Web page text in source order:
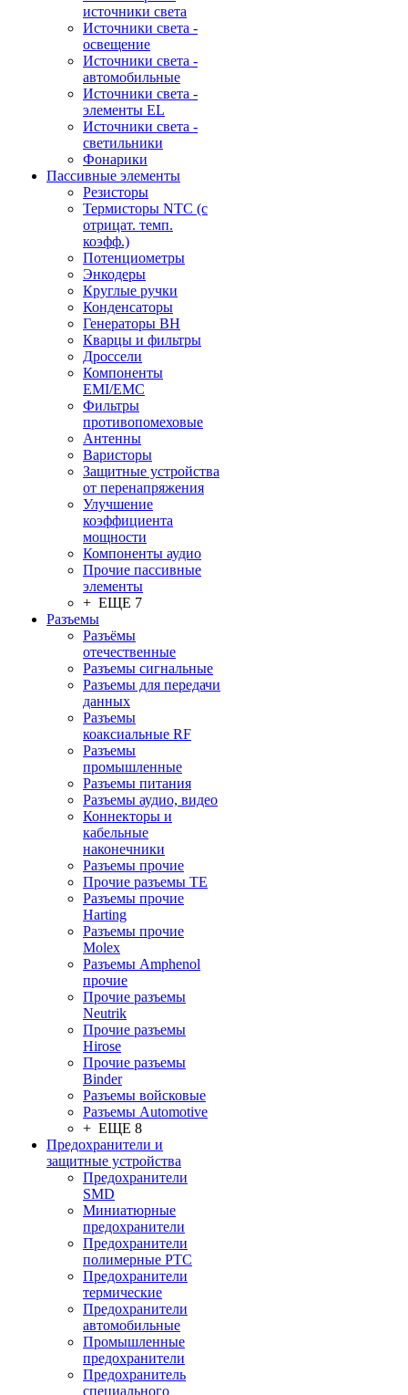
источники света
Источники света -
освещение
Источники света -
автомобильные
Источники света -
элементы EL
Источники света -
светильники
Фонарики
Пассивные элементы
Резисторы
Термисторы NTC (с
отрицат. темп.
коэфф.)
Потенциометры
Энкодеры
Круглые ручки
Конденсаторы
Генераторы ВН
Кварцы и фильтры
Дроссели
Компоненты
EMI/EMC
Фильтры
противопомеховые
Антенны
Варисторы
Защитные устройства
от перенапряжения
Улучшение
коэффициента
мощности
Компоненты аудио
Прочие пассивные
элементы
+ ЕЩЕ 7
Разъeмы
Разъёмы
отечественные
Разъeмы сигнальные
Разъeмы для передачи
данных
Разъeмы
коаксиальные RF
Разъeмы
промышленные
Разъeмы питания
Разъeмы аудио, видео
Коннекторы и
кабельные
наконечники
Разъeмы прочие
Прочие разъемы TE
Разъемы прочие
Harting
Разъемы прочие
Molex
Разъемы Amphenol
прочие
Прочие разъемы
Neutrik
Прочие разъемы
Hirose
Прочие разъемы
Binder
Разъемы войсковые
Разъeмы Automotive
+ ЕЩЕ 8
Предохранители и
защитные устройства
Предохранители
SMD
Миниатюрные
предохранители
Предохранители
полимерные PTC
Предохранители
термические
Предохранители
автомобильные
Промышленные
предохранители
Предохранитель
специального